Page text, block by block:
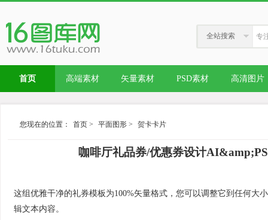
全站搜索
首页 高端素材 矢量素材 PSD素材 高清图片
您现在的位置： 首页 > 平面图形 > 贺卡卡片
咖啡厅礼品券/优惠券设计
这组优雅干净的礼券模板为100%矢量格式，您可以调整它到任何大
辑文本内容。